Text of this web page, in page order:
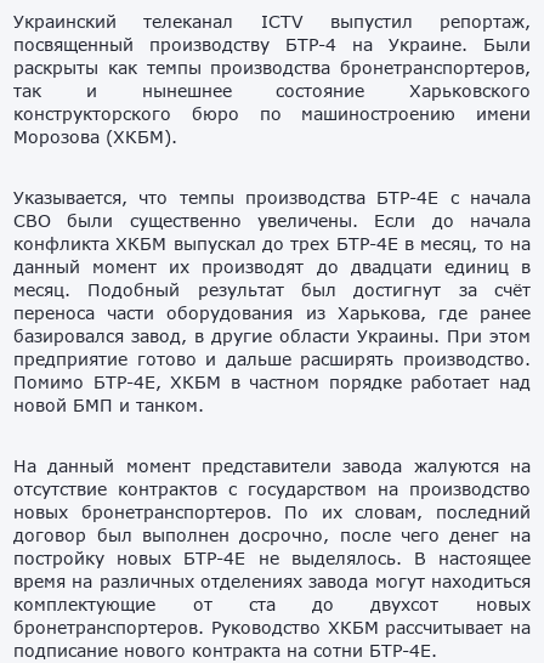
Украинский телеканал ICTV выпустил репортаж,
посвященный производству БТР-4 на Украине. Были
раскрыты как темпы производства бронетранспортеров,
так и нынешнее состояние Харьковского
конструкторского бюро по машиностроению имени
Морозова (ХКБМ).
Указывается, что темпы производства БТР-4Е с начала
СВО были существенно увеличены. Если до начала
конфликта ХКБМ выпускал до трех БТР-4Е в месяц, то на
данный момент их производят до двадцати единиц в
месяц. Подобный результат был достигнут за счёт
переноса части оборудования из Харькова, где ранее
базировался завод, в другие области Украины. При этом
предприятие готово и дальше расширять производство.
Помимо БТР-4Е, ХКБМ в частном порядке работает над
новой БМП и танком.
На данный момент представители завода жалуются на
отсутствие контрактов с государством на производство
новых бронетранспортеров. По их словам, последний
договор был выполнен досрочно, после чего денег на
постройку новых БТР-4Е не выделялось. В настоящее
время на различных отделениях завода могут находиться
комплектующие от ста до двухсот новых
бронетранспортеров. Руководство ХКБМ рассчитывает на
подписание нового контракта на сотни БТР-4Е.